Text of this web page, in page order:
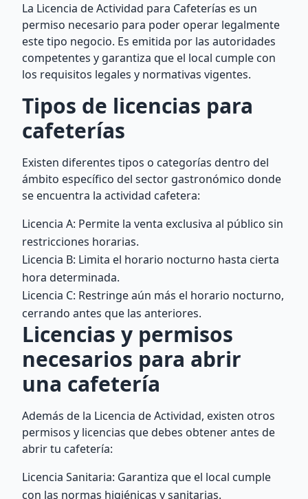
La Licencia de Actividad para Cafeterías es un
permiso necesario para poder operar legalmente
este tipo negocio. Es emitida por las autoridades
competentes y garantiza que el local cumple con
los requisitos legales y normativas vigentes.
Tipos de licencias para
cafeterías
Existen diferentes tipos o categorías dentro del
ámbito específico del sector gastronómico donde
se encuentra la actividad cafetera:
Licencia A: Permite la venta exclusiva al público sin
restricciones horarias.
Licencia B: Limita el horario nocturno hasta cierta
hora determinada.
Licencia C: Restringe aún más el horario nocturno,
cerrando antes que las anteriores.
Licencias y permisos
necesarios para abrir
una cafetería
Además de la Licencia de Actividad, existen otros
permisos y licencias que debes obtener antes de
abrir tu cafetería:
Licencia Sanitaria: Garantiza que el local cumple
con las normas higiénicas y sanitarias.